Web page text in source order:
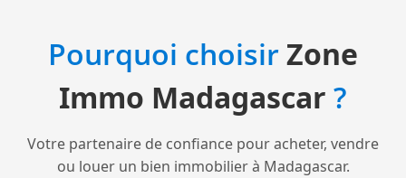
Pourquoi choisirZone
Immo Madagascar ?
Votre partenaire de confiance pour acheter, vendre
ou louer un bien immobilier à Madagascar.